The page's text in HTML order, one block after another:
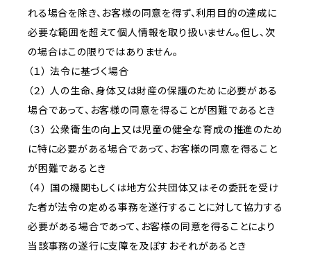
れる場合を除き、お客様の同意を得ず、利用目的の達成に
必要な範囲を超えて個人情報を取り扱いません。但し、次
の場合はこの限りではありません。
（１） 法令に基づく場合
（２） 人の生命、身体又は財産の保護のために必要がある
場合であって、お客様の同意を得ることが困難であるとき
（３） 公衆衛生の向上又は児童の健全な育成の推進のため
に特に必要がある場合であって、お客様の同意を得ること
が困難であるとき
（４） 国の機関もしくは地方公共団体又はその委託を受け
た者が法令の定める事務を遂行することに対して協力する
必要がある場合であって、お客様の同意を得ることにより
当該事務の遂行に支障を及ぼすおそれがあるとき